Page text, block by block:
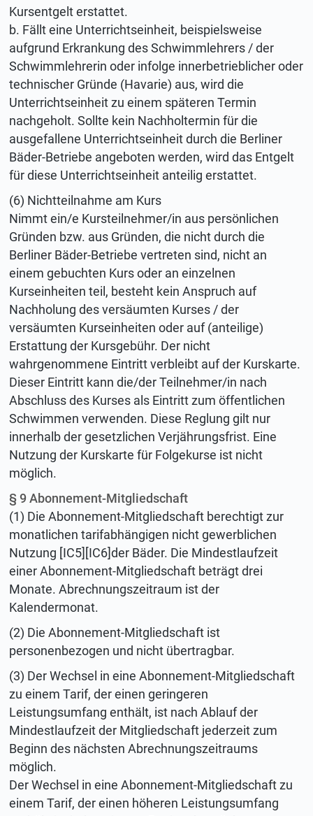
Kursentgelt erstattet.
b. Fällt eine Unterrichtseinheit, beispielsweise
aufgrund Erkrankung des Schwimmlehrers / der
Schwimmlehrerin oder infolge innerbetrieblicher oder
technischer Gründe (Havarie) aus, wird die
Unterrichtseinheit zu einem späteren Termin
nachgeholt. Sollte kein Nachholtermin für die
ausgefallene Unterrichtseinheit durch die Berliner
Bäder-Betriebe angeboten werden, wird das Entgelt
für diese Unterrichtseinheit anteilig erstattet.
(6) Nichtteilnahme am Kurs
Nimmt ein/e Kursteilnehmer/in aus persönlichen
Gründen bzw. aus Gründen, die nicht durch die
Berliner Bäder-Betriebe vertreten sind, nicht an
einem gebuchten Kurs oder an einzelnen
Kurseinheiten teil, besteht kein Anspruch auf
Nachholung des versäumten Kurses / der
versäumten Kurseinheiten oder auf (anteilige)
Erstattung der Kursgebühr. Der nicht
wahrgenommene Eintritt verbleibt auf der Kurskarte.
Dieser Eintritt kann die/der Teilnehmer/in nach
Abschluss des Kurses als Eintritt zum öffentlichen
Schwimmen verwenden. Diese Reglung gilt nur
innerhalb der gesetzlichen Verjährungsfrist. Eine
Nutzung der Kurskarte für Folgekurse ist nicht
möglich.
§ 9 Abonnement-Mitgliedschaft
(1) Die Abonnement-Mitgliedschaft berechtigt zur
monatlichen tarifabhängigen nicht gewerblichen
Nutzung [IC5][IC6]der Bäder. Die Mindestlaufzeit
einer Abonnement-Mitgliedschaft beträgt drei
Monate. Abrechnungszeitraum ist der
Kalendermonat.
(2) Die Abonnement-Mitgliedschaft ist
personenbezogen und nicht übertragbar.
(3) Der Wechsel in eine Abonnement-Mitgliedschaft
zu einem Tarif, der einen geringeren
Leistungsumfang enthält, ist nach Ablauf der
Mindestlaufzeit der Mitgliedschaft jederzeit zum
Beginn des nächsten Abrechnungszeitraums
möglich.
Der Wechsel in eine Abonnement-Mitgliedschaft zu
einem Tarif, der einen höheren Leistungsumfang